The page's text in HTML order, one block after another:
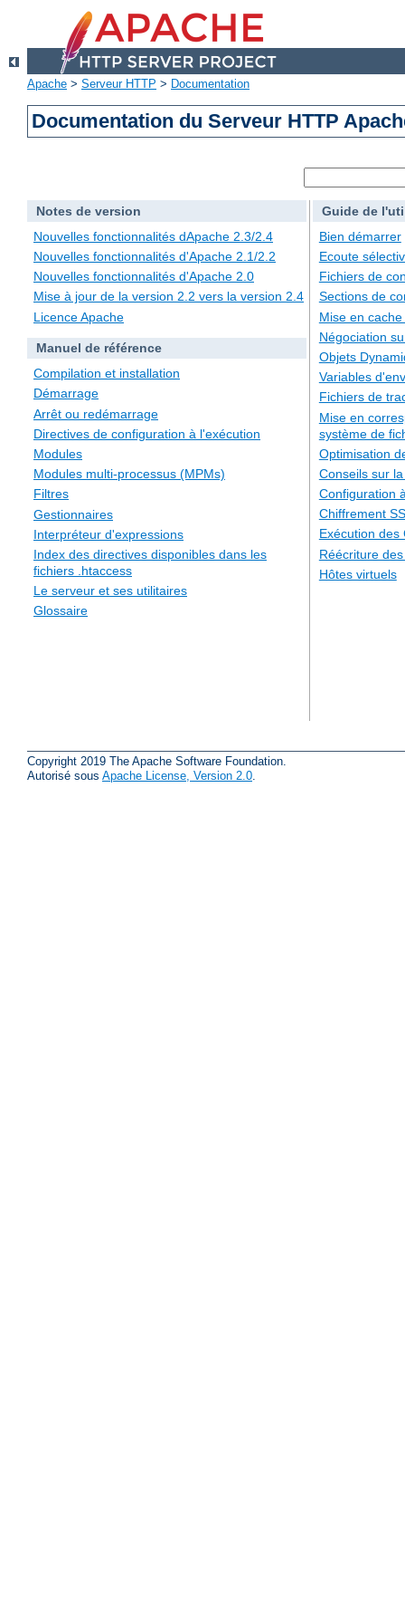
Apache > Serveur HTTP > Documentation
Documentation du Serveur HTTP
Notes de version
Nouvelles fonctionnalités dApache 2.3/2.4
Nouvelles fonctionnalités d'Apache 2.1/2.2
Nouvelles fonctionnalités d'Apache 2.0
Mise à jour de la version 2.2 vers la version 2.4
Licence Apache
Manuel de référence
Compilation et installation
Démarrage
Arrêt ou redémarrage
Directives de configuration à l'exécution
Modules
Modules multi-processus (MPMs)
Filtres
Gestionnaires
Interpréteur d'expressions
Index des directives disponibles dans les
fichiers .htaccess
Le serveur et ses utilitaires
Glossaire
Guide de
Bien démarrer
Ecoute
Fichiers de
Sections de
Mise en
Négociation
Objets
Variables
Fichiers de
Mise en
système de
Optimisation
Conseils sur
Configuration
Chiffrement
Exécution des
Réécriture
Hôtes virtuels
Copyright 2019 The Apache Software Foundation.
Autorisé sous Apache License, Version 2.0